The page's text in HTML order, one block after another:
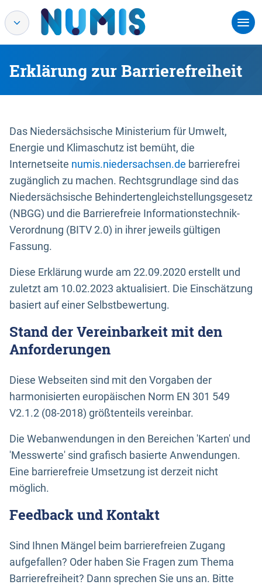
Erklärung zur Barrierefreiheit
Das Niedersächsische Ministerium für Umwelt,
Energie und Klimaschutz ist bemüht, die
Internetseite numis.niedersachsen.de barrierefrei
zugänglich zu machen. Rechtsgrundlage sind das
Niedersächsische Behindertengleichstellungsgesetz
(NBGG) und die Barrierefreie Informationstechnik-
Verordnung (BITV 2.0) in ihrer jeweils gültigen
Fassung.
Diese Erklärung wurde am 22.09.2020 erstellt und
zuletzt am 10.02.2023 aktualisiert. Die Einschätzung
basiert auf einer Selbstbewertung.
Stand der Vereinbarkeit mit den
Anforderungen
Diese Webseiten sind mit den Vorgaben der
harmonisierten europäischen Norm EN 301 549
V2.1.2 (08-2018) größtenteils vereinbar.
Die Webanwendungen in den Bereichen 'Karten' und
'Messwerte' sind grafisch basierte Anwendungen.
Eine barrierefreie Umsetzung ist derzeit nicht
möglich.
Feedback und Kontakt
Sind Ihnen Mängel beim barrierefreien Zugang
aufgefallen? Oder haben Sie Fragen zum Thema
Barrierefreiheit? Dann sprechen Sie uns an. Bitte